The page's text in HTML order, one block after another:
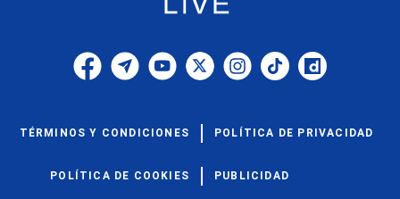
TÉRMINOS Y CONDICIONES POLÍTICA DE PRIVACIDAD
POLÍTICA DE COOKIES PUBLICIDAD